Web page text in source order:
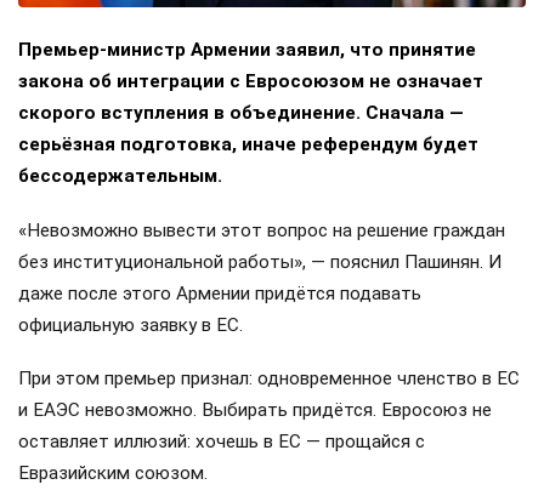
Премьер-министр Армении заявил, что принятие
закона об интеграции с Евросоюзом не означает
скорого вступления в объединение. Сначала —
серьёзная подготовка, иначе референдум будет
бессодержательным.
«Невозможно вывести этот вопрос на решение граждан
без институциональной работы», — пояснил Пашинян. И
даже после этого Армении придётся подавать
официальную заявку в ЕС.
При этом премьер признал: одновременное членство в ЕС
и ЕАЭС невозможно. Выбирать придётся. Евросоюз не
оставляет иллюзий: хочешь в ЕС — прощайся с
Евразийским союзом.